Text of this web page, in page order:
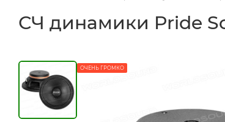
СЧ динамики Pride
ОЧЕНЬ ГРОМКО